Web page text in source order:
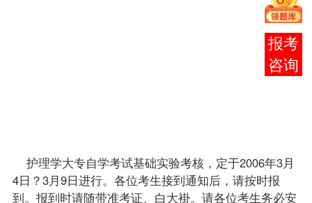
护理学大专自学考试基础实验考核，定于2006年3月
4日？3月9日进行。各位考生接到通知后，请按时报
到。报到时请随带准考证、白大褂。请各位考生务必安
报考
咨询